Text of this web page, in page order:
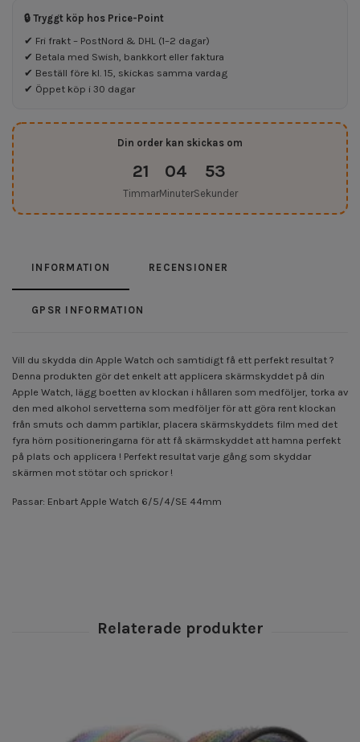
🔒 Tryggt köp hos Price-Point
✔ Fri frakt – PostNord & DHL (1–2 dagar)
✔ Betala med Swish, bankkort eller faktura
✔ Beställ före kl. 15, skickas samma vardag
✔ Öppet köp i 30 dagar
Din order kan skickas om
21
Timmar
04
Minuter
53
Sekunder
INFORMATION RECENSIONER
GPSR INFORMATION
Vill du skydda din Apple Watch och samtidigt få ett perfekt resultat ?
Denna produkten gör det enkelt att applicera skärmskyddet på din
Apple Watch, lägg boetten av klockan i hållaren som medföljer, torka av
den med alkohol servetterna som medföljer för att göra rent klockan
från smuts och damm partiklar, placera skärmskyddets film med det
fyra hörn positioneringarna för att få skärmskyddet att hamna perfekt
på plats och applicera ! Perfekt resultat varje gång som skyddar
skärmen mot stötar och sprickor !
Passar: Enbart Apple Watch 6/5/4/SE 44mm